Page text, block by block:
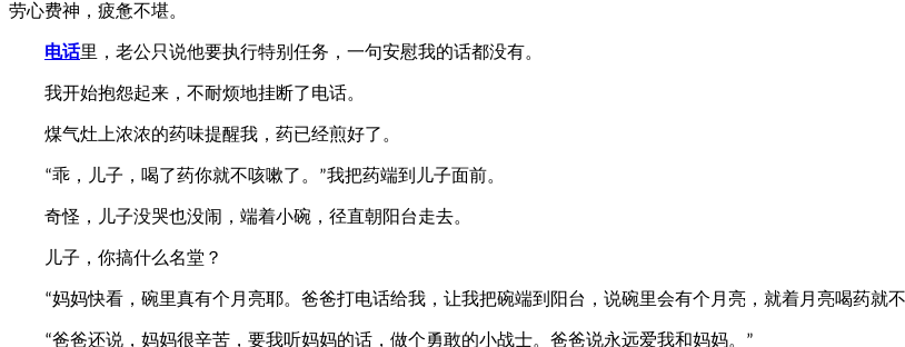
劳心费神，疲惫不堪。
电话里，老公只说他要执行特别任务，一句安慰我的话都没有。
我开始抱怨起来，不耐烦地挂断了电话。
煤气灶上浓浓的药味提醒我，药已经煎好了。
“乖，儿子，喝了药你就不咳嗽了。 ”我把药端到儿子面前。
奇怪，儿子没哭也没闹，端着小碗，径直朝阳台走去。
儿子，你搞什么名堂？
“妈妈快看，碗里真有个月亮耶。爸爸打电话给我，让我把碗端到阳台，说碗里会有个月亮，就着月亮喝药就
“爸爸还说，妈妈很辛苦，要我听妈妈的话，做个勇敢的小战士。爸爸说永远爱我和妈妈。 ”